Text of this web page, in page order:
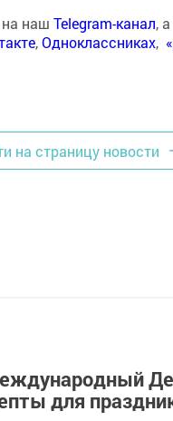
наш Telegram-канал,
,Одноклассниках,
на страницу новости
для